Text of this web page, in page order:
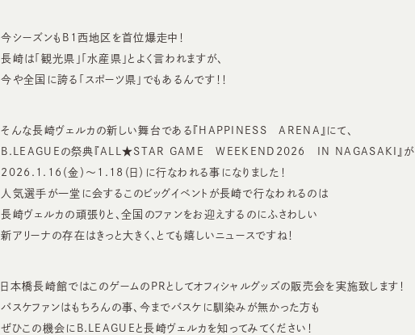
今シーズンもB1西地区を首位爆走中！
長崎は「観光県」「水産県」とよく言われますが、
今や全国に誇る「スポーツ県」でもあるんです！！
そんな長崎ヴェルカの新しい舞台である『HAPPINESS ARENA』にて、
B.LEAGUEの祭典『ALL★STAR GAME WEEKEND2026 IN NAGASAKI』が
2026.1.16（金）～1.18（日）に行なわれる事になりました！
人気選手が一堂に会するこのビッグイベントが長崎で行なわれるのは
長崎ヴェルカの頑張りと、全国のファンをお迎えするのにふさわしい
新アリーナの存在はきっと大きく、とても嬉しいニュースですね！
日本橋長崎館ではこのゲームのPRとしてオフィシャルグッズの販売会を実施致します！
バスケファンはもちろんの事、今までバスケに馴染みが無かった方も
ぜひこの機会にB.LEAGUEと長崎ヴェルカを知ってみてください！